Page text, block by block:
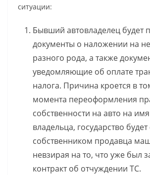
ситуации:
Бывший автовладелец будет
документы о наложении на
разного рода, а также
уведомляющие об оплате
налога. Причина кроется в
момента переоформления
собственности на авто на
владельца, государство будет
собственником продавца
невзирая на то, что уже был
контракт об отчуждении ТС.